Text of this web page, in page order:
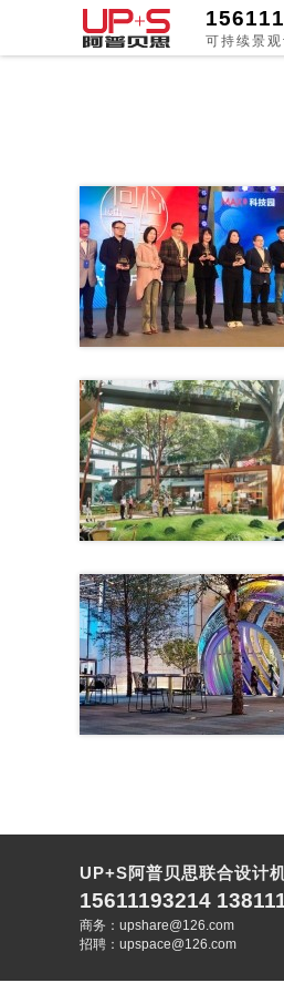
可持续景
UP+S阿普贝思联合设计
15611193214
商务：upshare@126.com
招聘：upspace@126.com